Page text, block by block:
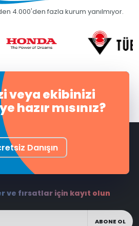
4.000'den fazla kurum yanılmıyor.
veya ekibinizi
hazır mısınız?
Danışın
ve fırsatlar için kayıt olun
ABONE OL